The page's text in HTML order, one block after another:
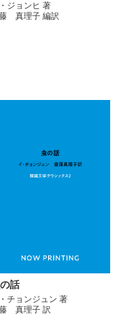
ジョンヒ 著
真理子 編訳
話
チョンジュン 著
真理子 訳